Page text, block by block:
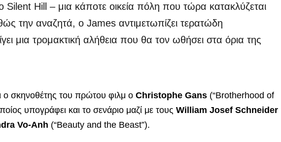
Silent Hill – μια κάποτε οικεία πόλη που τώρα κατακλύζεται
την αναζητά, ο James αντιμετωπίζει τερατώδη
μια τρομακτική αλήθεια που θα τον ωθήσει στα όρια της
ο σκηνοθέτης του πρώτου φιλμ ο Christophe Gans (“Brotherhood of
υπογράφει και το σενάριο μαζί με τους William Josef Schneider
Vo-Anh (“Beauty and the Beast”).